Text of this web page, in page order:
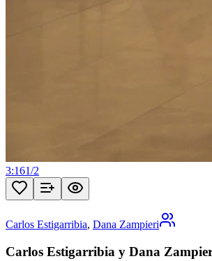
3:161/2
Carlos Estigarribia, Dana Zampieri
Carlos Estigarribia y Dana